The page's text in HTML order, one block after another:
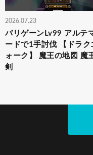
2026.07.23
バリゲーンLv99 アルテ
ードで1手討伐 【ドラク
ォーク】 魔王の地図 魔
剣